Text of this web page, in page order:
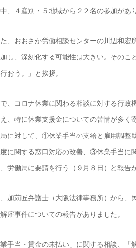
、４産別・５地域から２２名の参加があ
、おおさか労働相談センターの川辺和
し、深刻化する可能性は大きい。そのこ
おう。」と挨拶。
、コロナ休業に関わる相談に対する行
、特に休業支援金についての苦情が多
に対して、①休業手当の支給と雇用調
に関する窓口対応の改善、③休業手当に
労働局に要請を行う（９月８日）と報告
加苅匠弁護士（大阪法律事務所）から
雇事件についての報告がありました。
手当・賃金の未払い」に関する相談、「